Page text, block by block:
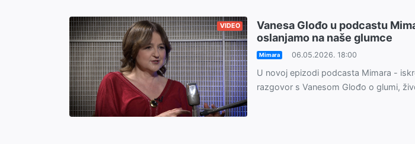
VIDEO
Vanesa Glođo u podcastu
oslanjamo na naše glumce
Mimara 06.05.2026. 18:00
U novoj epizodi podcasta Mimara -
razgovor s Vanesom Glođo o glumi,